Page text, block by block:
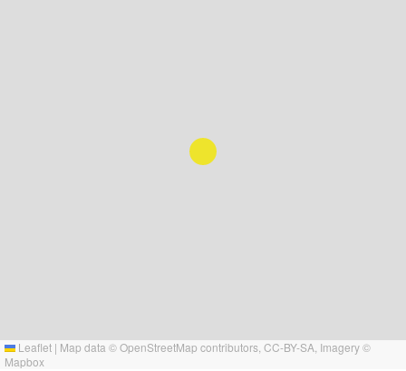
Leaflet | Map data ©OpenStreetMap contributors, CC-BY-SA , Imagery ©
Mapbox